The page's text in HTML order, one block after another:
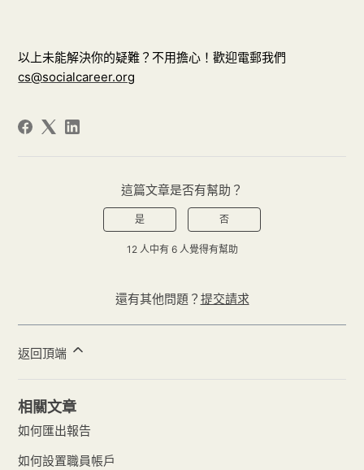
以上未能解決你的疑難？不用擔心！歡迎電郵我們
cs@socialcareer.org
這篇文章是否有幫助？
是 否
12 人中有 6 人覺得有幫助
還有其他問題？ 提交請求
返回頂端
相關文章
如何匯出報告
如何設置職員帳戶